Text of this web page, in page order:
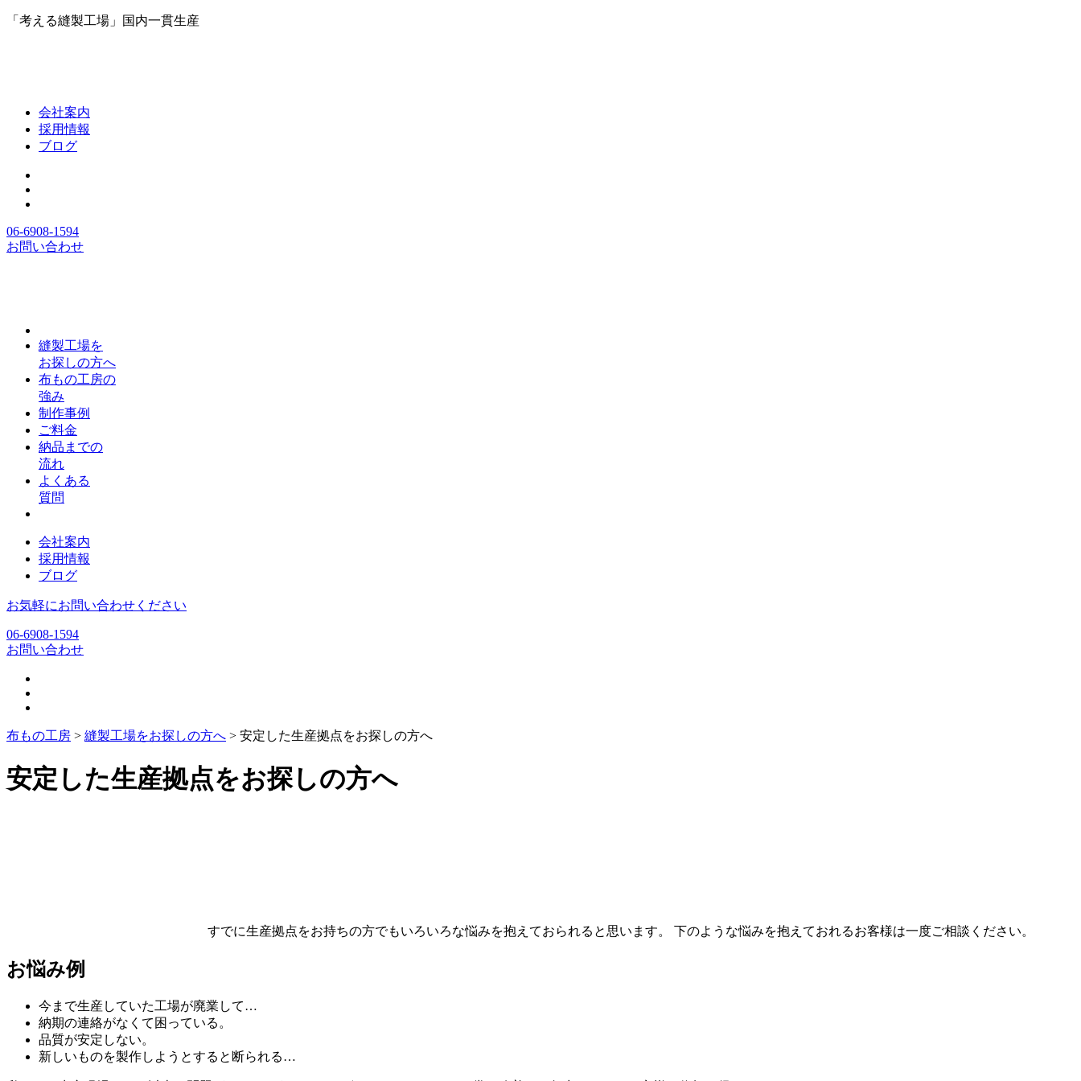
「考える縫製工場」国内一貫生産
会社案内
採用情報
ブログ
06-6908-1594
お問い合わせ
縫製工場を
お探しの方へ
布もの工房の
強み
制作事例
ご料金
納品までの
流れ
よくある
質問
会社案内
採用情報
ブログ
お気軽にお問い合わせください
06-6908-1594
お問い合わせ
布もの工房 > 縫製工場をお探しの方へ > 安定した生産拠点をお探しの方へ
安定した生産拠点をお探しの方へ
すでに生産拠点をお持ちの方でもいろいろな悩みを抱えておられると思います。 下のような悩みを抱えておれるお客様は一度ご相談ください。
お悩み例
今まで生産していた工場が廃業して…
納期の連絡がなくて困っている。
品質が安定しない。
新しいものを製作しようとすると断られる…